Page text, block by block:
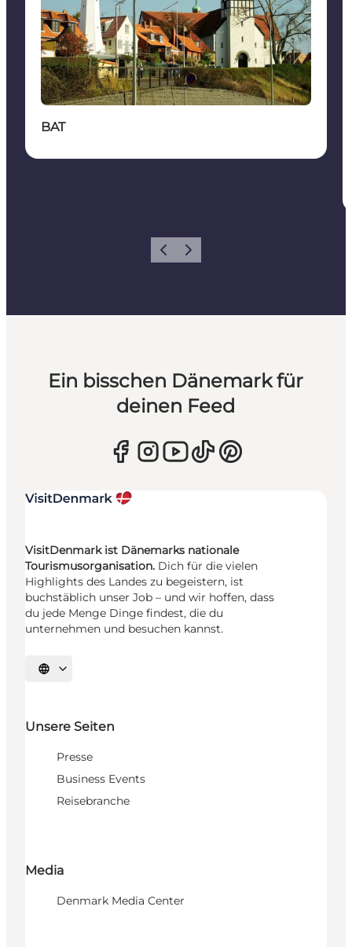
BAT
ZurückWeiter
Ein bisschen Dänemark für
deinen Feed
VisitDenmark ist Dänemarks nationale
Tourismusorganisation. Dich für die vielen
Highlights des Landes zu begeistern, ist
buchstäblich unser Job – und wir hoffen, dass
du jede Menge Dinge findest, die du
unternehmen und besuchen kannst.
Sprache auswählen
Unsere Seiten
Presse
Business Events
Reisebranche
Media
Denmark Media Center